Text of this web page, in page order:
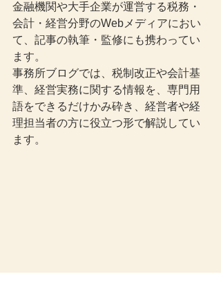
金融機関や大手企業が運営する税務・
会計・経営分野のWebメディアにおい
て、記事の執筆・監修にも携わってい
ます。
事務所ブログでは、税制改正や会計基
準、経営実務に関する情報を、専門用
語をできるだけかみ砕き、経営者や経
理担当者の方に役立つ形で解説してい
ます。